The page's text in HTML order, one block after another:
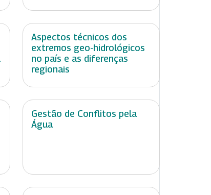
Aspectos técnicos dos
extremos geo-hidrológicos
no país e as diferenças
regionais
Gestão de Conflitos pela
Água